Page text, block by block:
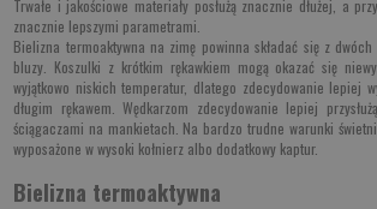
Trwałe i jakościowe materiały posłużą znacznie dłużej, a
znacznie lepszymi parametrami.
Bielizna termoaktywna na zimę powinna składać się z
bluzy. Koszulki z krótkim rękawkiem mogą okazać się
wyjątkowo niskich temperatur, dlatego zdecydowanie lepiej
długim rękawem. Wędkarzom zdecydowanie lepiej
ściągaczami na mankietach. Na bardzo trudne warunki
wyposażone w wysoki kołnierz albo dodatkowy kaptur.
Bielizna termoaktywna